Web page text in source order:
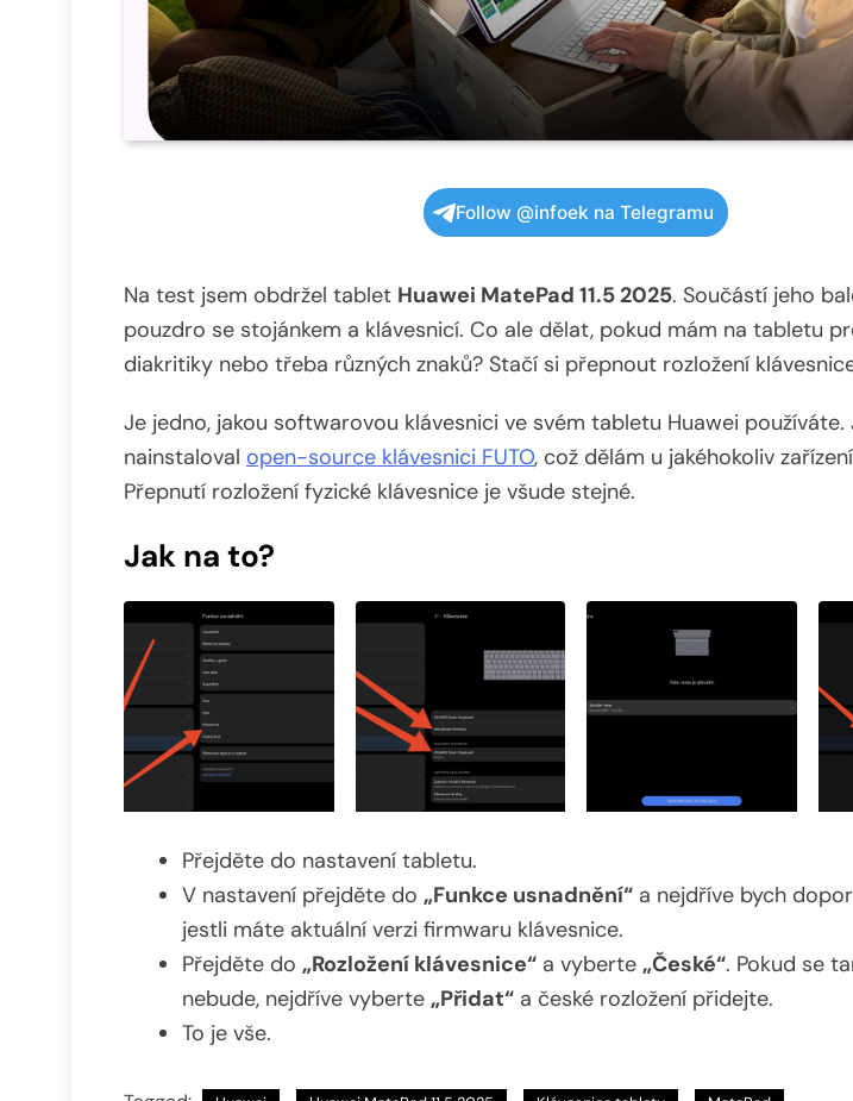
Follow @infoek na Telegramu
Na test jsem obdržel tablet Huawei MatePad 11.5 2025. Součástí jeho
pouzdro se stojánkem a klávesnicí. Co ale dělat, pokud mám na tabletu
diakritiky nebo třeba různých znaků? Stačí si přepnout rozložení
Je jedno, jakou softwarovou klávesnici ve svém tabletu Huawei
nainstaloval open-source klávesnici FUTO, což dělám u jakéhokoliv
Přepnutí rozložení fyzické klávesnice je všude stejné.
Jak na to?
Přejděte do nastavení tabletu.
V nastavení přejděte do „Funkce usnadnění“ a nejdříve bych
jestli máte aktuální verzi firmwaru klávesnice.
Přejděte do „Rozložení klávesnice“ a vyberte „České“. Pokud se
nebude, nejdříve vyberte „Přidat“ a české rozložení přidejte.
To je vše.